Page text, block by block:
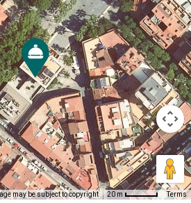
may be subject to copyright 20 m Terms